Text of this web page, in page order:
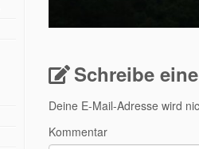
Schreibe
Deine E-Mail-Adresse wird
Kommentar